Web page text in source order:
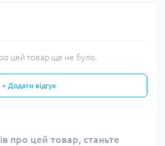
цей товар ще не було.
+ Додати відгук
про цей товар, станьте